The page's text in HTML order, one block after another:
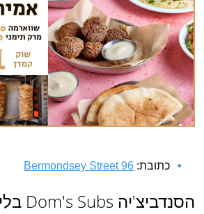
כתובת: 96 Bermondsey Street
הסנדביצ'יה Dom's Subs בליברפול סטריט